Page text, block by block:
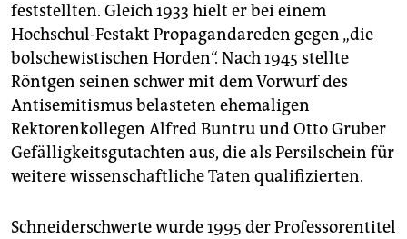
feststellten. Gleich 1933 hielt er bei einem
Hochschul-Festakt Propagandareden gegen „die
bolschewistischen Horden“. Nach 1945 stellte
Röntgen seinen schwer mit dem Vorwurf des
Antisemitismus belasteten ehemaligen
Rektorenkollegen Alfred Buntru und Otto Gruber
Gefälligkeitsgutachten aus, die als Persilschein für
weitere wissenschaftliche Taten qualifizierten.
Schneiderschwerte wurde 1995 der Professorentitel